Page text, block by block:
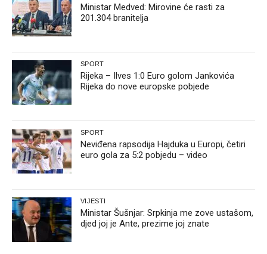
Ministar Medved: Mirovine će rasti za
201.304 branitelja
SPORT
Rijeka – Ilves 1:0 Euro golom Jankovića
Rijeka do nove europske pobjede
SPORT
Neviđena rapsodija Hajduka u Europi, četiri
euro gola za 5:2 pobjedu – video
VIJESTI
Ministar Šušnjar: Srpkinja me zove ustašom,
djed joj je Ante, prezime joj znate